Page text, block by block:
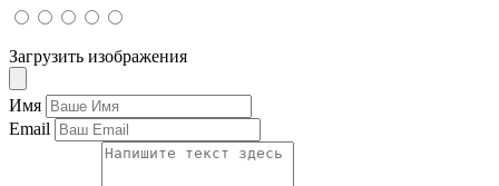
Загрузить изображения
Имя
Email